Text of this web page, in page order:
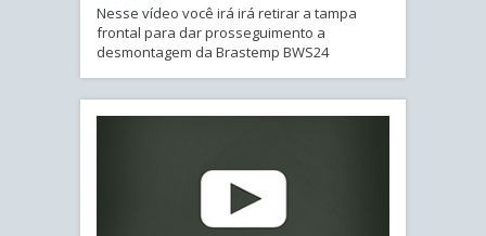
Nesse vídeo você irá irá retirar a tampa
frontal para dar prosseguimento a
desmontagem da Brastemp BWS24